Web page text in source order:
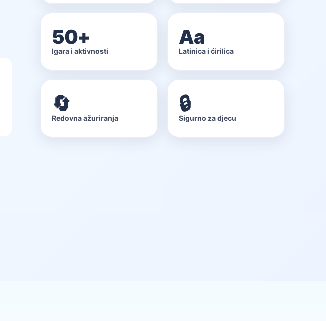
50+
Igara i aktivnosti
Аа
Latinica i ćirilica
🔄
Redovna ažuriranja
🔒
Sigurno za djecu